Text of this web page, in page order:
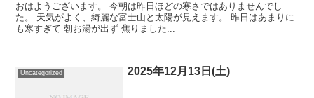
おはようございます。 今朝は昨日ほどの寒さではありませんでし
た。 天気がよく、綺麗な富士山と太陽が見えます。 昨日はあまりに
も寒すぎて 朝お湯が出ず 焦りました...
Uncategorized 2025年12月13日(土)